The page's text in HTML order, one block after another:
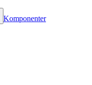
Komponenter